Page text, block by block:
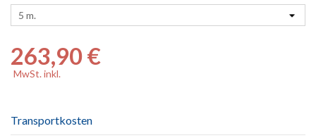
263,90 €
MwSt. inkl.
Transportkosten